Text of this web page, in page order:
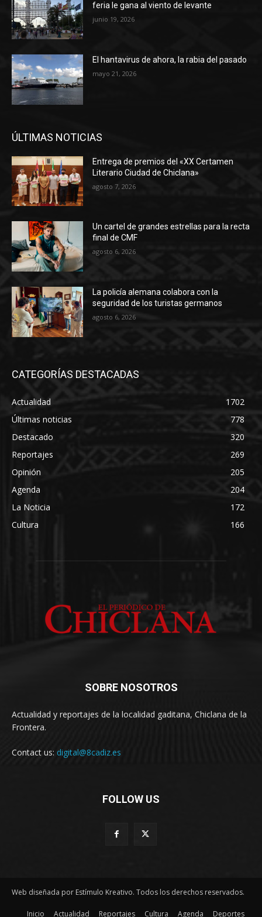
feria le gana al viento de levante
junio 19, 2026
El hantavirus de ahora, la rabia del pasado
mayo 21, 2026
ÚLTIMAS NOTICIAS
Entrega de premios del «XX Certamen
Literario Ciudad de Chiclana»
agosto 7, 2026
Un cartel de grandes estrellas para la recta
final de CMF
agosto 6, 2026
La policía alemana colabora con la
seguridad de los turistas germanos
agosto 6, 2026
CATEGORÍAS DESTACADAS
Actualidad
1702
Últimas noticias
778
Destacado
320
Reportajes
269
Opinión
205
Agenda
204
La Noticia
172
Cultura
166
SOBRE NOSOTROS
Actualidad y reportajes de la localidad gaditana, Chiclana de la
Frontera.
Contact us: digital@8cadiz.es
FOLLOW US
Web diseñada por Estímulo Kreativo. Todos los derechos reservados.
Inicio Actualidad Reportajes Cultura Agenda Deportes